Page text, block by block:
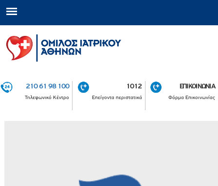
210 61 98 100
Τηλεφωνικό Κέντρο
1012
Επείγοντα περιστατικά
ΕΠΙΚΟΙΝΩΝΙΑ
Φόρμα Επικοινωνίας